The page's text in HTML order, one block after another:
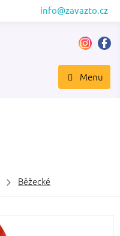
info@zavazto.cz
Běžecké